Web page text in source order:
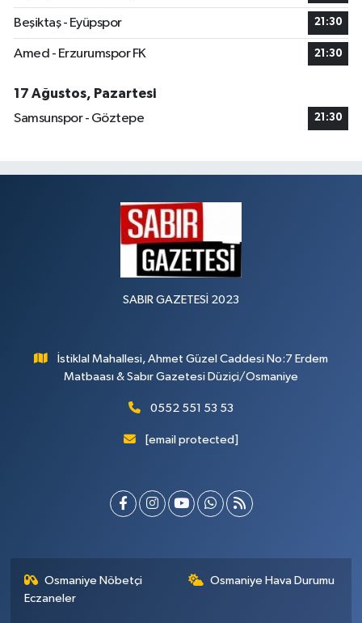
Beşiktaş - Eyüpspor 21:30
Amed - Erzurumspor FK 21:30
17 Ağustos, Pazartesi
Samsunspor - Göztepe
21:30
SABIR GAZETESİ 2023
İstiklal Mahallesi, Ahmet Güzel Caddesi No:7 Erdem
Matbaası & Sabır Gazetesi Düziçi/Osmaniye
0552 551 53 53
[email protected]
Osmaniye Nöbetçi
Eczaneler
Osmaniye Hava Durumu